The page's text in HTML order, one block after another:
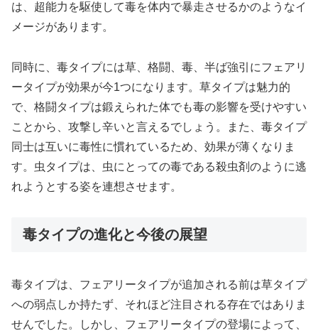
は、超能力を駆使して毒を体内で暴走させるかのようなイ
メージがあります。
同時に、毒タイプには草、格闘、毒、半ば強引にフェアリ
ータイプが効果が今1つになります。草タイプは魅力的
で、格闘タイプは鍛えられた体でも毒の影響を受けやすい
ことから、攻撃し辛いと言えるでしょう。また、毒タイプ
同士は互いに毒性に慣れているため、効果が薄くなりま
す。虫タイプは、虫にとっての毒である殺虫剤のように逃
れようとする姿を連想させます。
毒タイプの進化と今後の展望
毒タイプは、フェアリータイプが追加される前は草タイプ
への弱点しか持たず、それほど注目される存在ではありま
せんでした。しかし、フェアリータイプの登場によって、